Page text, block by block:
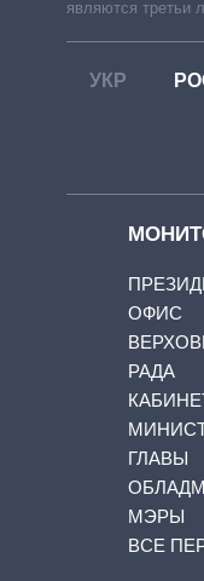
являются третьи
УКР
ОФИС
РАДА
ГЛАВЫ
МЭРЫ
ВСЕ